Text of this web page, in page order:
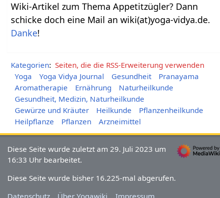
Wiki-Artikel zum Thema Appetitzügler? Dann
schicke doch eine Mail an wiki(at)yoga-vidya.de.
Danke!
Kategorien: Seiten, die die RSS-Erweiterung verwenden
Yoga
Yoga Vidya Journal Gesundheit
Pranayama
Aromatherapie
Ernährung
Naturheilkunde
Gesundheit, Medizin, Naturheilkunde
Gewürze und Kräuter
Heilkunde
Pflanzenheilkunde
Heilpflanze
Pflanzen Arzneimittel
Diese Seite wurde zuletzt am 29. Juli 2023 um
16:33 Uhr bearbeitet.
Diese Seite wurde bisher 16.225-mal abgerufen.
Datenschutz
Über Yogawiki Impressum